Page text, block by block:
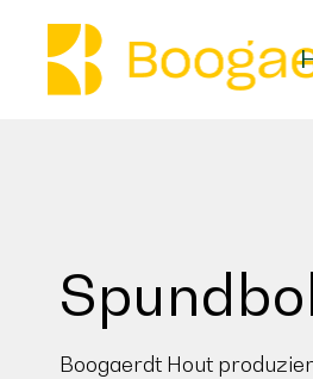
Boogaerdt Hout